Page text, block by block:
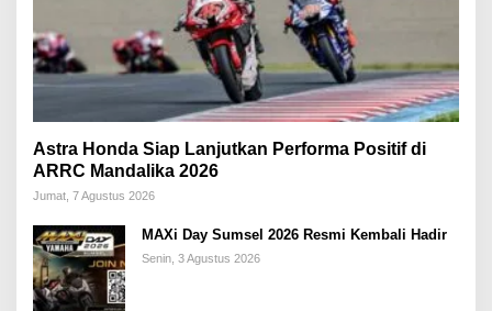
Astra Honda Siap Lanjutkan Performa Positif di
ARRC Mandalika 2026
Jumat, 7 Agustus 2026
MAXi Day Sumsel 2026 Resmi Kembali Hadir
Senin, 3 Agustus 2026